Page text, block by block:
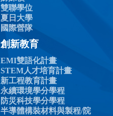
雙聯學位
夏日大學
國際營隊
創新教育
EMI雙語化計畫
STEM人才培育計畫
新工程教育計畫
永續環境學分學程
防災科技學分學程
半導體構裝材料與製程/院